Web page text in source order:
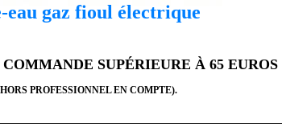
eau gaz fioul électrique
SUPÉRIEURE À 65 EUROS
PROFESSIONNEL EN COMPTE).